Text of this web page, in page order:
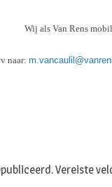
Wij als Van Rens
naar:
Vereiste